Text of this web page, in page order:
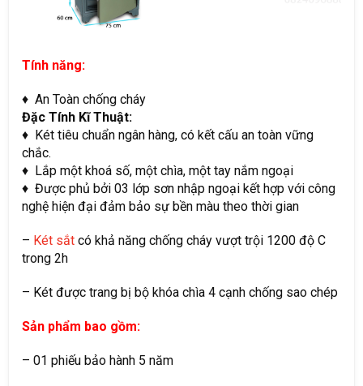
Tính năng:
♦ An Toàn chống cháy
Đặc Tính Kĩ Thuật:
♦ Két tiêu chuẩn ngân hàng, có kết cấu an toàn vững
chắc.
♦ Lắp một khoá số, một chìa, một tay nắm ngoại
♦ Được phủ bởi 03 lớp sơn nhập ngoại kết hợp với công
nghệ hiện đại đảm bảo sự bền màu theo thời gian
– Két sắt có khả năng chống cháy vượt trội 1200 độ C
trong 2h
– Két được trang bị bộ khóa chìa 4 cạnh chống sao chép
Sản phẩm bao gồm:
– 01 phiếu bảo hành 5 năm